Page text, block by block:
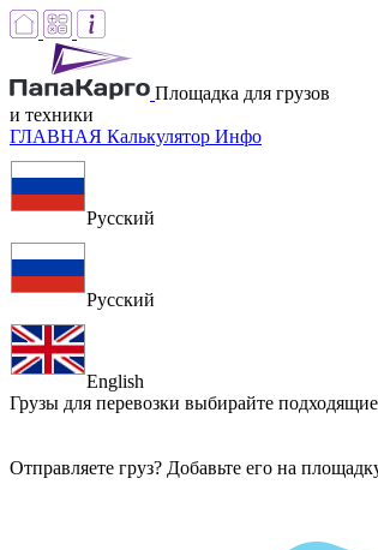
Площадка для грузов
и техники
ГЛАВНАЯ Калькулятор Инфо
Русский
Русский
English
Грузы для перевозки выбирайте подходящие
Отправляете груз? Добавьте его на